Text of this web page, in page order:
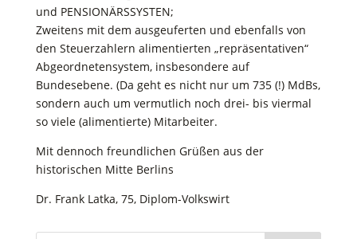
und PENSIONÄRSSYSTEN;
Zweitens mit dem ausgeuferten und ebenfalls von
den Steuerzahlern alimentierten „repräsentativen“
Abgeordnetensystem, insbesondere auf
Bundesebene. (Da geht es nicht nur um 735 (!) MdBs,
sondern auch um vermutlich noch drei- bis viermal
so viele (alimentierte) Mitarbeiter.
Mit dennoch freundlichen Grüßen aus der
historischen Mitte Berlins
Dr. Frank Latka, 75, Diplom-Volkswirt